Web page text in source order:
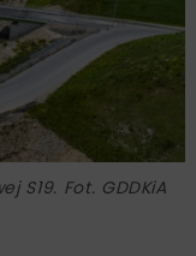
S19. Fot. GDDKiA